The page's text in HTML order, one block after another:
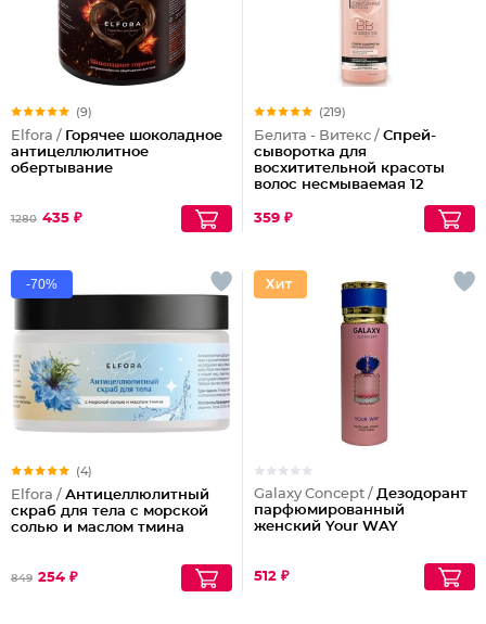
(9)
Elfora / Горячее шоколадное
антицеллюлитное
обертывание
1280 435 ₽
(219)
Белита - Витекс / Спрей-
сыворотка для
восхитительной красоты
волос несмываемая 12
Волосы
359 ₽
-70%
(4)
Elfora / Антицеллюлитный
скраб для тела с морской
солью и маслом тмина
849 254 ₽
Galaxy Concept / Дезодорант
парфюмированный
женский Your WAY
512 ₽